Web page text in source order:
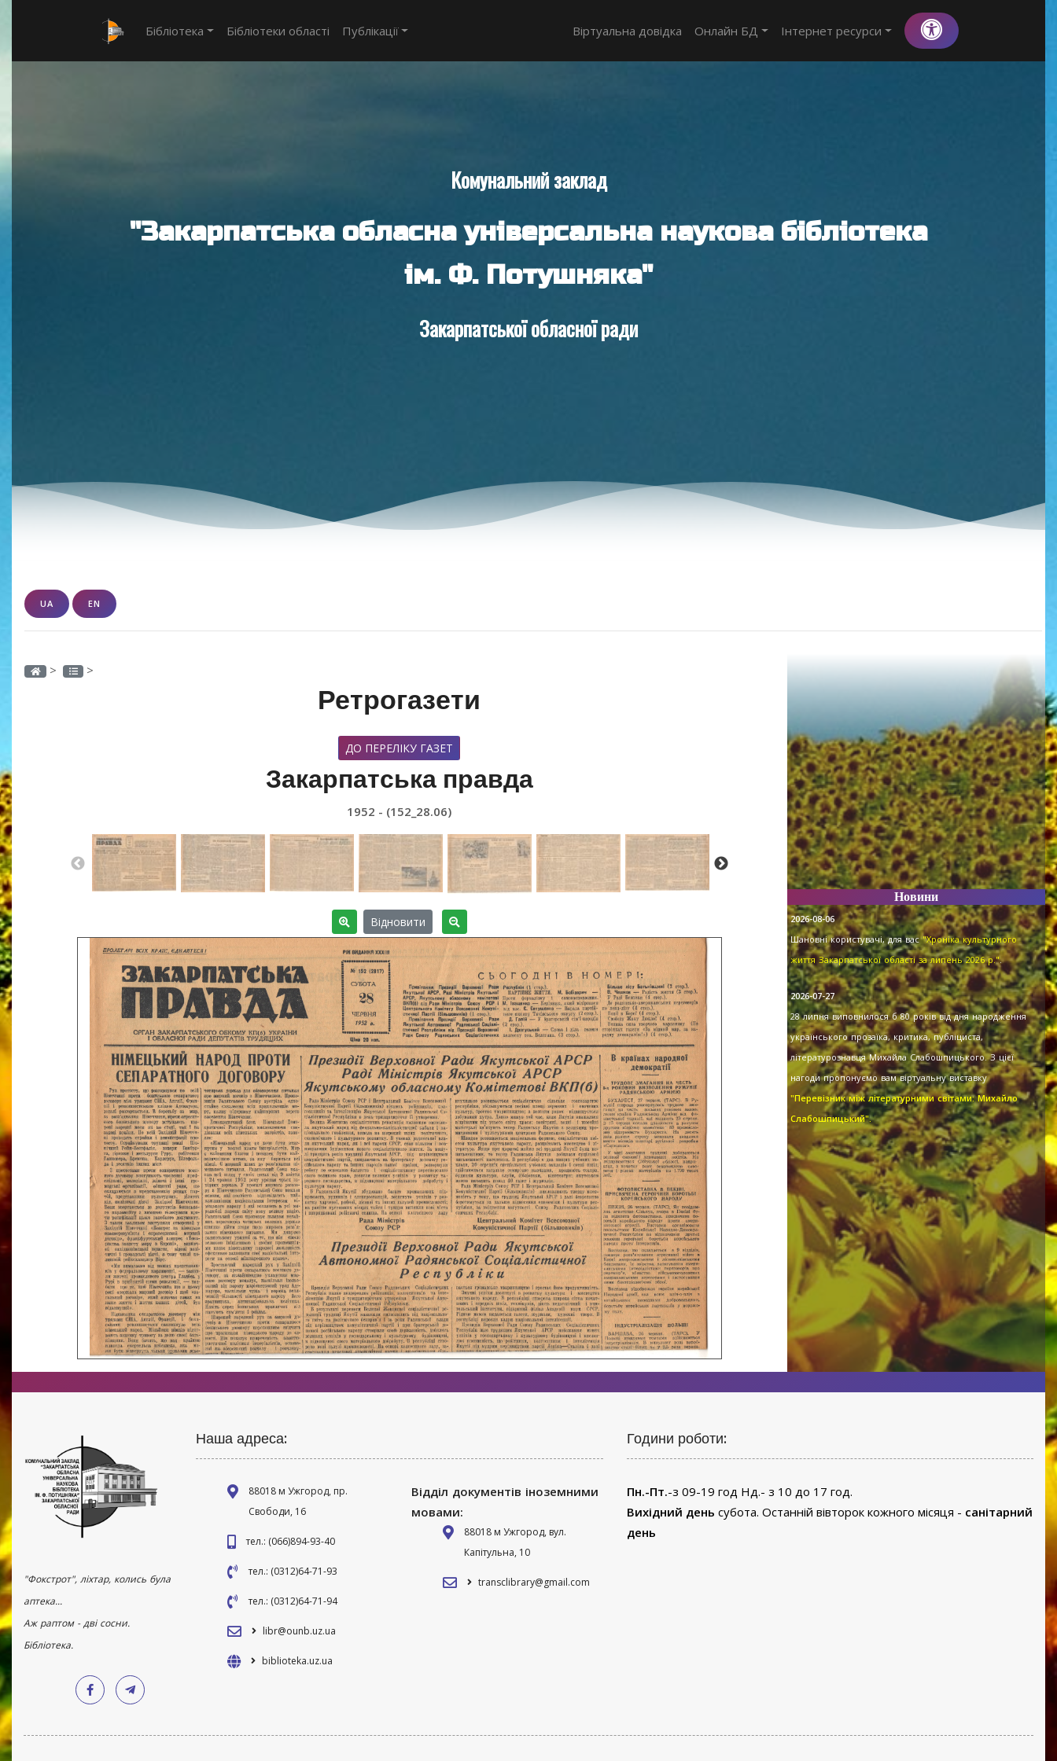
Бібліотека Бібліотеки області Публікації Віртуальна довідка Онлайн БД Інтернет ресурси
Комунальний заклад
"Закарпатська обласна універсальна наукова бібліотека
ім. Ф. Потушняка"
Закарпатської обласної ради
UA EN
> >
Ретрогазети
ДО ПЕРЕЛІКУ ГАЗЕТ
Закарпатська правда
1952 - (152_28.06)
Відновити
Новини
2026-08-06
Шановні користувачі, для вас"Хроніка культурного
життя Закарпатської області за липень 2026 р.".
2026-07-27
28 липня виповнилося б 80 років від дня народження
українського прозаїка, критика, публіциста,
літературознавця Михайла Слабошпицького. З цієї
нагоди пропонуємо вам віртуальну виставку
"Перевізник між літературними світами: Михайло
Слабошпицький".
"Фокстрот", ліхтар, колись була
аптека...
Аж раптом - дві сосни.
Бібліотека.
Наша адреса:
88018 м Ужгород, пр.
Свободи, 16
тел.: (066)894-93-40
тел.: (0312)64-71-93
тел.: (0312)64-71-94
libr@ounb.uz.ua
biblioteka.uz.ua
Відділ документів іноземними
мовами:
88018 м Ужгород, вул.
Капітульна, 10
transclibrary@gmail.com
Години роботи:
Пн.-Пт.-з 09-19 год Нд.- з 10 до 17 год.
Вихідний день субота. Останній вівторок кожного місяця - санітарний
день